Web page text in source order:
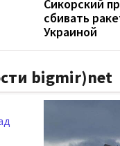
Сикорский
сбивать
Украиной
bigmir)net